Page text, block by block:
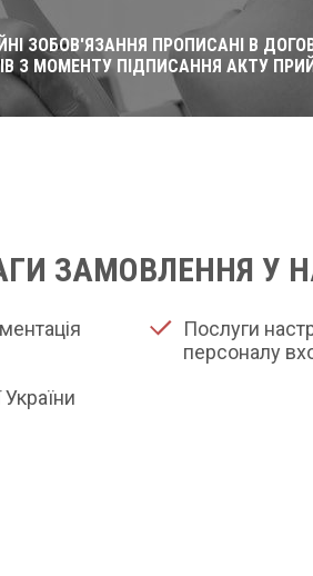
ЗОБОВ'ЯЗАННЯ ПРОПИСАНІ В
З МОМЕНТУ ПІДПИСАННЯ АКТУ
ЗАМОВЛЕННЯ У
Послуги
персоналу